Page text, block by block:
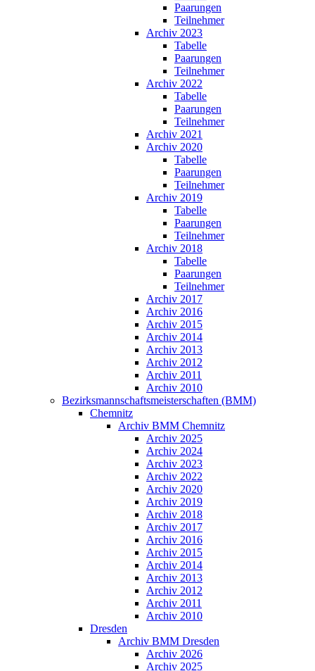
Paarungen
Teilnehmer
Archiv 2023
Tabelle
Paarungen
Teilnehmer
Archiv 2022
Tabelle
Paarungen
Teilnehmer
Archiv 2021
Archiv 2020
Tabelle
Paarungen
Teilnehmer
Archiv 2019
Tabelle
Paarungen
Teilnehmer
Archiv 2018
Tabelle
Paarungen
Teilnehmer
Archiv 2017
Archiv 2016
Archiv 2015
Archiv 2014
Archiv 2013
Archiv 2012
Archiv 2011
Archiv 2010
Bezirksmannschaftsmeisterschaften (BMM)
Chemnitz
Archiv BMM Chemnitz
Archiv 2025
Archiv 2024
Archiv 2023
Archiv 2022
Archiv 2020
Archiv 2019
Archiv 2018
Archiv 2017
Archiv 2016
Archiv 2015
Archiv 2014
Archiv 2013
Archiv 2012
Archiv 2011
Archiv 2010
Dresden
Archiv BMM Dresden
Archiv 2026
Archiv 2025